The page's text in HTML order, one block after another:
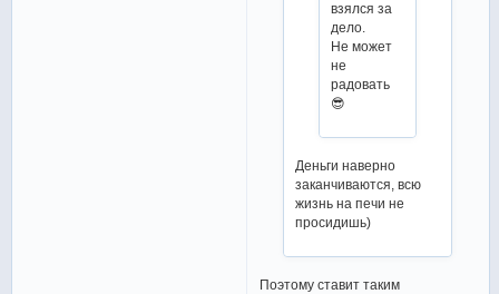
взялся за
дело.
Не может
не
радовать
😎
Деньги наверно
заканчиваются, всю
жизнь на печи не
просидишь)
Поэтому ставит таким